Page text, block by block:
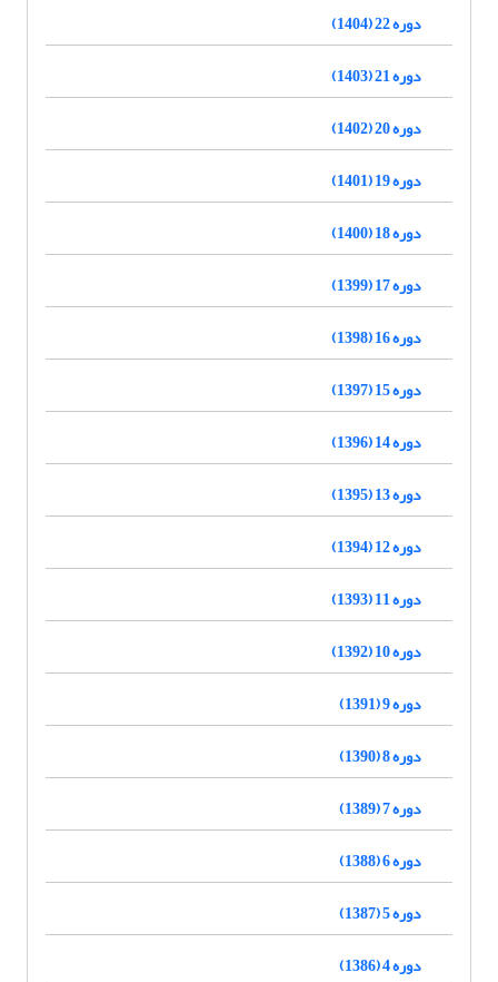
دوره 22 (1404)
دوره 21 (1403)
دوره 20 (1402)
دوره 19 (1401)
دوره 18 (1400)
دوره 17 (1399)
دوره 16 (1398)
دوره 15 (1397)
دوره 14 (1396)
دوره 13 (1395)
دوره 12 (1394)
دوره 11 (1393)
دوره 10 (1392)
دوره 9 (1391)
دوره 8 (1390)
دوره 7 (1389)
دوره 6 (1388)
دوره 5 (1387)
دوره 4 (1386)